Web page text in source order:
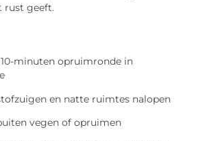
rust geeft.
minuten opruimronde in
en natte ruimtes nalopen
vegen of opruimen